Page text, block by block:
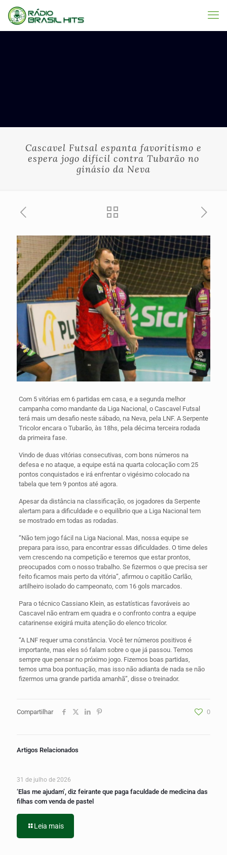
Cascavel Futsal espanta favoritismo e
espera jogo difícil contra Tubarão no
ginásio da Neva
Com 5 vitórias em 6 partidas em casa, e a segunda melhor
campanha como mandante da Liga Nacional, o Cascavel Futsal
terá mais um desafio neste sábado, na Neva, pela LNF. A Serpente
Tricolor encara o Tubarão, às 18hs, pela décima terceira rodada
da primeira fase.
Vindo de duas vitórias consecutivas, com bons números na
defesa e no ataque, a equipe está na quarta colocação com 25
pontos conquistados e irá enfrentar o vigésimo colocado na
tabela que tem 9 pontos até agora.
Apesar da distância na classificação, os jogadores da Serpente
alertam para a dificuldade e o equilíbrio que a Liga Nacional tem
se mostrado em todas as rodadas.
“Não tem jogo fácil na Liga Nacional. Mas, nossa equipe se
prepara para isso, para encontrar essas dificuldades. O time deles
vem crescendo na competição e teremos que estar prontos,
preocupados com o nosso trabalho. Se fizermos o que precisa ser
feito ficamos mais perto da vitória”, afirmou o capitão Carlão,
artilheiro isolado do campeonato, com 16 gols marcados.
Para o técnico Cassiano Klein, as estatísticas favoráveis ao
Cascavel não entram em quadra e o confronto contra a equipe
catarinense exigirá muita atenção do elenco tricolor.
“A LNF requer uma constância. Você ter números positivos é
importante, mas eles só falam sobre o que já passou. Temos
sempre que pensar no próximo jogo. Fizemos boas partidas,
temos uma boa pontuação, mas isso não adianta de nada se não
fizermos uma grande partida amanhã”, disse o treinador.
Compartilhar 0
Artigos Relacionados
31 de julho de 2026
‘Elas me ajudam’, diz feirante que paga faculdade de medicina das
filhas com venda de pastel
Leia mais